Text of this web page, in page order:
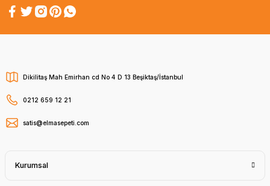
Dikilitaş Mah Emirhan cd No 4 D 13 Beşiktaş/İstanbul
0212 659 12 21
satis@elmasepeti.com
Kurumsal